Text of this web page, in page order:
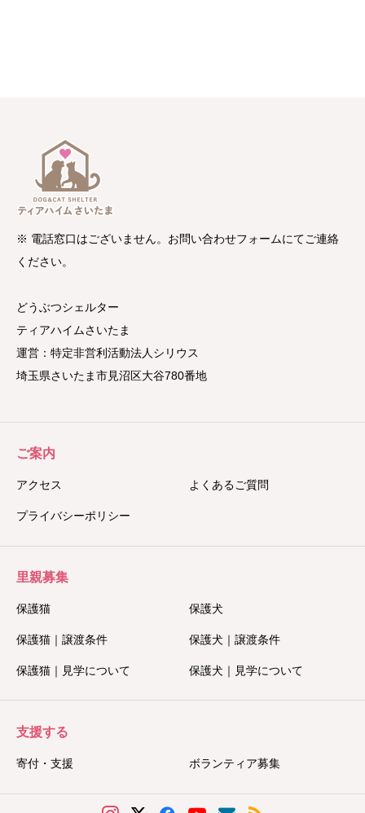
※ 電話窓口はございません。お問い合わせフォームにてご連絡
ください。
どうぶつシェルター
ティアハイムさいたま
運営：特定非営利活動法人シリウス
埼玉県さいたま市見沼区大谷780番地
ご案内
アクセス よくあるご質問
プライバシーポリシー
里親募集
保護猫 保護犬
保護猫｜譲渡条件 保護犬｜譲渡条件
保護猫｜見学について 保護犬｜見学について
支援する
寄付・支援 ボランティア募集